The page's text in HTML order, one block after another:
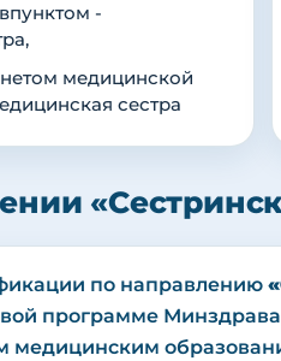
-
медицинской
сестра
по направлению
программе
медицинским